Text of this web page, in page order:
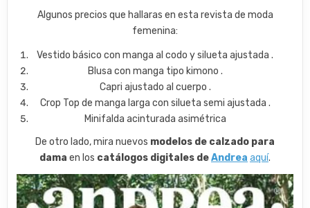
Algunos precios que hallaras en esta revista de moda
femenina:
Vestido básico con manga al codo y silueta ajustada .
Blusa con manga tipo kimono .
Capri ajustado al cuerpo .
Crop Top de manga larga con silueta semi ajustada .
Minifalda acinturada asimétrica
De otro lado, mira nuevos modelos de calzado para
dama en los catálogos digitales deAndrea aquí.